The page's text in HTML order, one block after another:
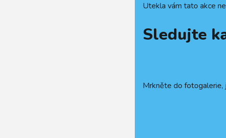
Utekla vám tato akce
Sledujte
Mrkněte do fotogalerie,